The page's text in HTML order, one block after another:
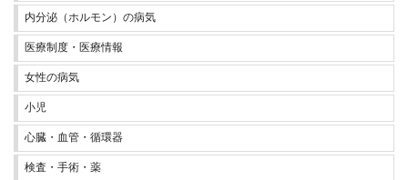
内分泌（ホルモン）の病気
医療制度・医療情報
女性の病気
小児
心臓・血管・循環器
検査・手術・薬